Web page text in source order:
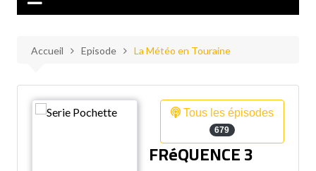
Accueil Episode La Météo en Touraine
Tous les épisodes
679
FRéQUENCE 3